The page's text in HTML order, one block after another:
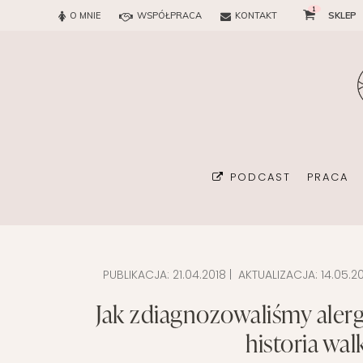
O MNIE WSPÓŁPRACA KONTAKT
1
SKLEP
PODCAST PRACA
BIURO
PUBLIKACJA: 21.04.2018 | AKTUALIZACJA:
Jak zdiagnozowaliśmy
historia